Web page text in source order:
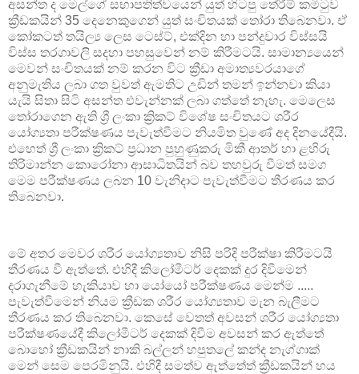
අසන්ත ද මෙල්ගේ සභාපතිත්වයෙන් යුත් හිටපු තේරීම් කමිටුව
ක්‍රීඩකයින් 35 දෙනෙකුගෙන් යුත් සංචිතයක් තෝරා තිබෙනවා. ඒ
කෝකටත් තයිල්‍ය ලෙස ටෙස්ට්, එක්දින හා පන්දුවාර විස්සයි
විස්ස තරගාවලි සදහා පහසුවෙන් නම් කිරීමටයි. සාමාන්‍යයෙන්
මෙවන් සංචිතයක් නම් කරන විට ක්‍රීඩා අමාත්‍යවරයාගේ
අනුමැතිය ලබා ගත වුවත් ඇමතිට උඩින් තමන් ඉන්නවා කියා
යැයි සිතා සිටි අසන්ත එවැන්නක් ලබා ගත්තේ නැහැ. මෙලෙස
තෝරාගෙන ඇති ශ්‍රී ලංකා ක්‍රිකට් විශේෂ සංචිතයට ශරීර
යෝග්‍යතා පරීක්ෂණය පැවැත්වීමට නියමිත වුණේ අද දිනයේදීයි.
එහෙත් ශ්‍රී ලංකා ක්‍රිකට් ප්‍රධාන පුහුණුකරු මිකී ආතර් හා ළහිරු
තිරිමාන්න කොරෝනා ආසාධිතයින් බව තහවුරු වීමත් සමග
මෙම පරීක්ෂණය ලබන 10 වැනිදාට පැවැත්වීමට තීරණය කර
තිබෙනවා.
මේ අතර මෙවර ශරීර යෝග්‍යතාව නිසි පරිදි පරීක්ෂා කිරීමටයි
තීරණය වී ඇත්තේ. එහිදී කිලෝමීටර් දෙකක් දුර දිවීමෙන්
දරාගැනීමේ හැකියාව හා යෝයෝ පරීක්ෂණය මෙන්ම .....
පැවැත්වීමෙන් නියම ක්‍රීඩක ශරීර යෝග්‍යතාව මැන බැලීමට
තීරණය කර තිබෙනවා. කෙසේ වෙතත් අවසන් ශරීර යෝග්‍යතා
පරීක්ෂණයේදී කිලෝමීටර් දෙකක් දිවීම අවසන් කර ඇත්තේ
බොහෝ ක්‍රීඩකයින් නාකි බල්ලන් හපුතලේ කන්ද නැග්ගාක්
මෙන් සෙම පෙරමිනුයි. එහිදී සමත්ව ඇත්තේත් ක්‍රීඩකයින් හය